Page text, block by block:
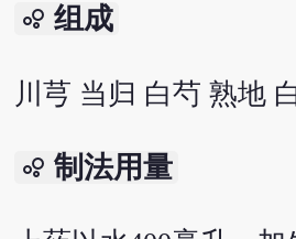
bubble_chart 组成
川芎 当归 白芍 熟地
bubble_chart 制法用量